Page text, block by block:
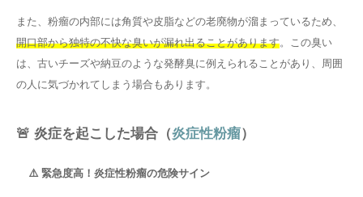
また、粉瘤の内部には角質や皮脂などの老廃物が溜まっているため、
開口部から独特の不快な臭いが漏れ出ることがあります。この臭い
は、古いチーズや納豆のような発酵臭に例えられることがあり、周囲
の人に気づかれてしまう場合もあります。
🚨 炎症を起こした場合（炎症性粉瘤）
⚠️ 緊急度高！炎症性粉瘤の危険サイン